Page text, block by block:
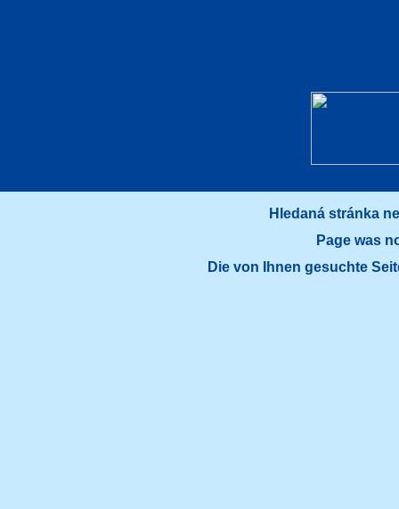
Hledaná stránka
Page was
Die von Ihnen gesuchte